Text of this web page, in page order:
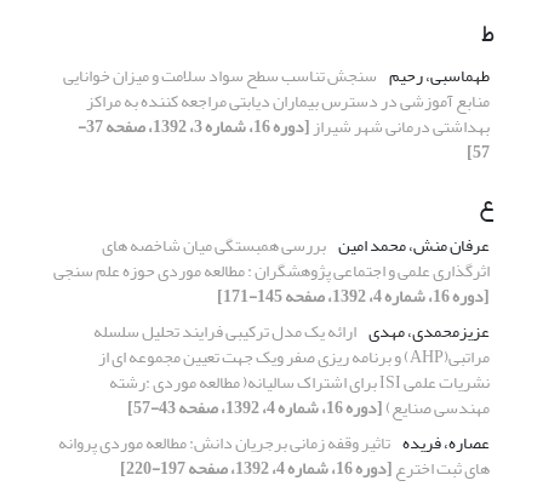
ط
طهماسبی، رحیم سنجش تناسب سطح سواد سلامت و میزان خوانایی
منابع آموزشی در دسترس بیماران دیابتی مراجعه کننده به مراکز
بهداشتی درمانی شهر شیراز [دوره 16، شماره 3، 1392، صفحه 37-
57]
ع
عرفان منش، محمد امین بررسی همبستگی میان شاخصه های
اثرگذاری علمی و اجتماعی پژوهشگران : مطالعه موردی حوزه علم سنجی
[دوره 16، شماره 4، 1392، صفحه 145-171]
عزیزمحمدی، مهدی ارائه یک مدل ترکیبی فرایند تحلیل سلسله
مراتبی(AHP) و برنامه ریزی صفر ویک جهت تعیین مجموعه ای از
نشریات علمی ISI برای اشتراک سالیانه( مطالعه موردی :رشته
مهندسی صنایع)[دوره 16، شماره 4، 1392، صفحه 43-57]
عصاره، فریده تاثیر وقفه زمانی برجریان دانش: مطالعه موردی پروانه
های ثبت اخترع[دوره 16، شماره 4، 1392، صفحه 197-220]